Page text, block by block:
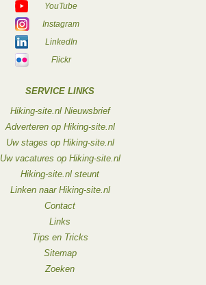
YouTube
Instagram
LinkedIn
Flickr
SERVICE LINKS
Hiking-site.nl Nieuwsbrief
Adverteren op Hiking-site.nl
Uw stages op Hiking-site.nl
Uw vacatures op Hiking-site.nl
Hiking-site.nl steunt
Linken naar Hiking-site.nl
Contact
Links
Tips en Tricks
Sitemap
Zoeken